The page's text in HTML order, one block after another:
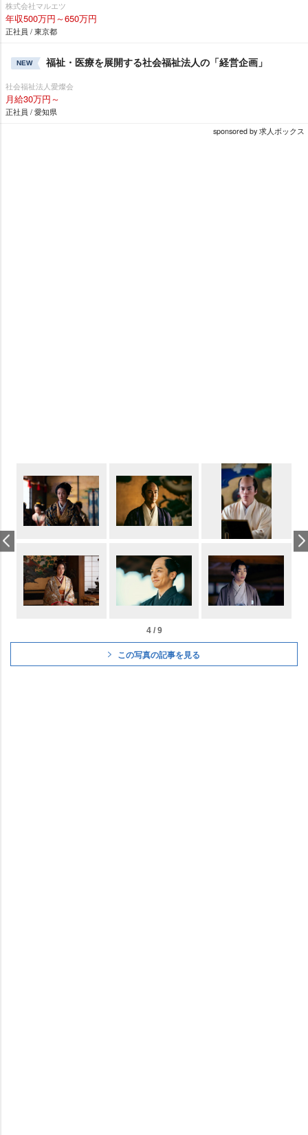
株式会社マルエツ
年収500万円～650万円
正社員 / 東京都
NEW 福祉・医療を展開する社会福祉法人の「経営企画」
社会福祉法人愛燦会
月給30万円～
正社員 / 愛知県
sponsored by 求人ボックス
4 / 9
この写真の記事を見る